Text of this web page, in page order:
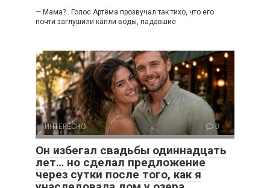
— Мама?.. Голос Артёма прозвучал так тихо, что его
почти заглушили капли воды, падавшие
ИНТЕРЕСНО 0
Он избегал свадьбы одиннадцать
лет… но сделал предложение
через сутки после того, как я